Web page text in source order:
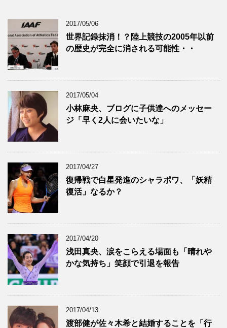
2017/05/06
世界記録抹消！？陸上競技の2005年以前
の歴史が完全に消される可能性・・
2017/05/04
小林麻央、ブログに子供達へのメッセー
ジ「早く2人に会いたいな」
2017/04/27
復帰戦で白星発進のシャラポワ、「妖精
復活」なるか？
2017/04/20
浅田真央、涙をこらえる場面も「晴れや
かな気持ち」笑顔で引退を報告
2017/04/13
渡部健が佐々木希と結婚することを「行